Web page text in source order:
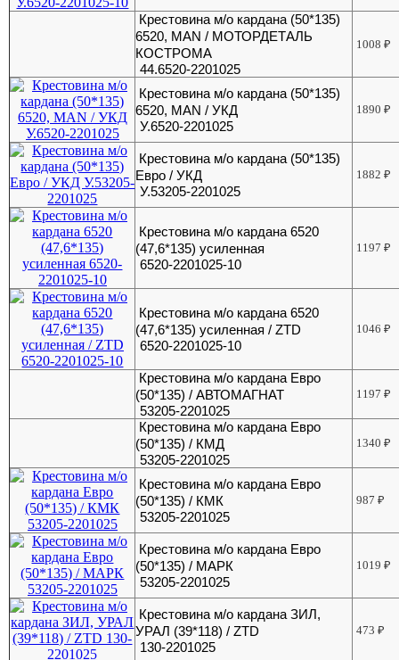
Крестовина м/о кардана (50*135)
6520, MAN / МОТОРДЕТАЛЬ
КОСТРОМА
44.6520-2201025
1008₽
Крестовина м/о кардана (50*135)
6520, MAN / УКД
У.6520-2201025
1890₽
Крестовина м/о кардана (50*135)
Евро / УКД
У.53205-2201025
1882₽
Крестовина м/о кардана 6520
(47,6*135) усиленная
6520-2201025-10
1197₽
Крестовина м/о кардана 6520
(47,6*135) усиленная / ZTD
6520-2201025-10
1046₽
Крестовина м/о кардана Евро
(50*135) / АВТОМАГНАТ
53205-2201025
1197₽
Крестовина м/о кардана Евро
(50*135) / КМД
53205-2201025
1340₽
Крестовина м/о кардана Евро
(50*135) / КМК
53205-2201025
987₽
Крестовина м/о кардана Евро
(50*135) / МАРК
53205-2201025
1019₽
Крестовина м/о кардана ЗИЛ,
УРАЛ (39*118) / ZTD
130-2201025
473₽